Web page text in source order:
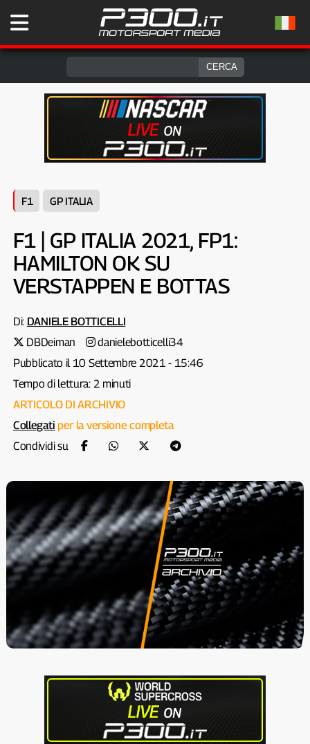
F1 GP ITALIA
F1 | GP ITALIA 2021, FP1:
HAMILTON OK SU
VERSTAPPEN E BOTTAS
Di: DANIELE BOTTICELLI
DBDeiman
danielebotticelli34
Pubblicato il 10 Settembre 2021 - 15:46
Tempo di lettura: 2 minuti
ARTICOLO DI ARCHIVIO
Collegati per la versione completa
Condividi su